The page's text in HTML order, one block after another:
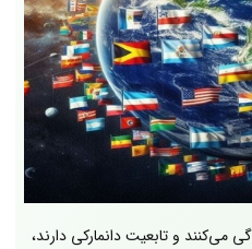
می‌کنند و تابعیت دانمارکی دارند،